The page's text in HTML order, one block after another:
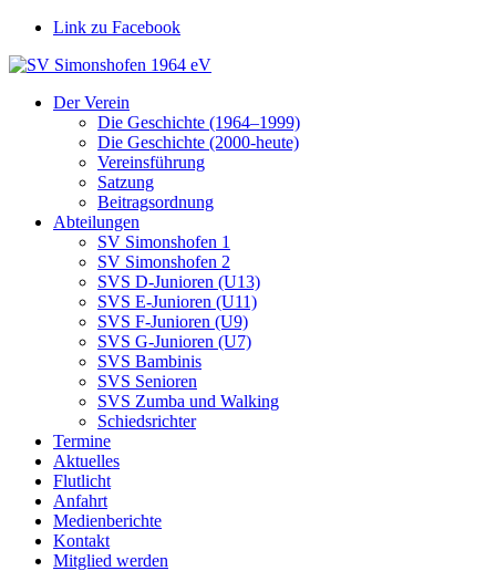
Link zu Facebook
Der Verein
Die Geschichte (1964–1999)
Die Geschichte (2000-heute)
Vereinsführung
Satzung
Beitragsordnung
Abteilungen
SV Simonshofen 1
SV Simonshofen 2
SVS D‑Junioren (U13)
SVS E‑Junioren (U11)
SVS F‑Junioren (U9)
SVS G‑Junioren (U7)
SVS Bambinis
SVS Senioren
SVS Zumba und Walking
Schiedsrichter
Termine
Aktuelles
Flutlicht
Anfahrt
Medienberichte
Kontakt
Mitglied werden